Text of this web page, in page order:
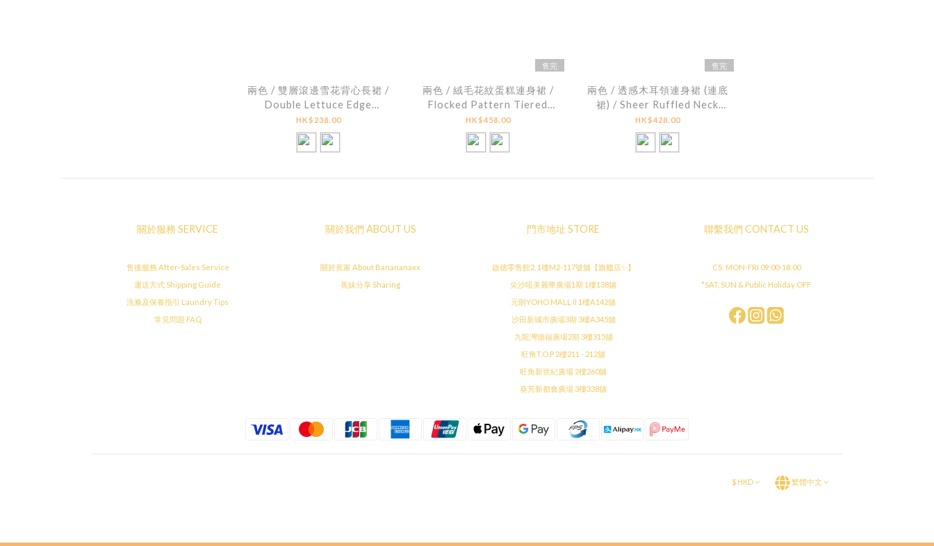
兩色 / 雙層滾邊雪花背心長裙 /
Double Lettuce Edge
Mélange Sleeveless Dress
HK$238.00
售完
兩色 / 絨毛花紋蛋糕連身裙 /
Flocked Pattern Tiered
Cami Dress
HK$458.00
售完
兩色 / 透感木耳領連身裙 (連底
裙) / Sheer Ruffled Neck
Maxi Dress (With Inner
Slip)
HK$428.00
關於服務 SERVICE
售後服務 After-Sales Service
運送方式 Shipping Guide
洗滌及保養指引 Laundry Tips
常見問題 FAQ
關於我們 ABOUT US
關於蕉家 About Banananaxx
蕉妹分享 Sharing
門市地址 STORE
啟德零售館2, 1樓M2-117號舖【旗艦店✨】
尖沙咀美麗華廣場1期 1樓138舖
元朗YOHO MALL II 1樓A142舖
沙田新城市廣場3期 3樓A345舖
九龍灣德福廣場2期 3樓315舖
旺角T.O.P 2樓211 - 212舖
旺角新世紀廣場 2樓260舖
葵芳新都會廣場 3樓338舖
聯繫我們 CONTACT US
CS: MON-FRI 09:00-18:00
*SAT, SUN & Public Holiday OFF
$ HKD 繁體中文